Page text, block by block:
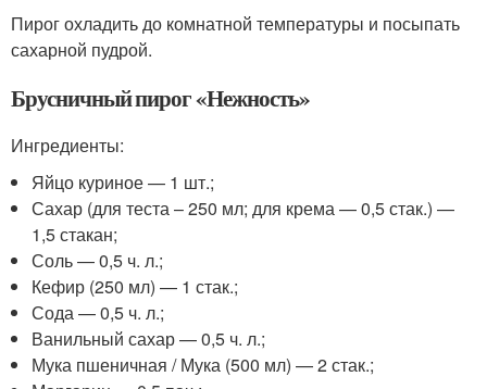
Пирог охладить до комнатной температуры и посыпать
сахарной пудрой.
Брусничный пирог «Нежность»
Ингредиенты:
Яйцо куриное — 1 шт.;
Сахар (для теста – 250 мл; для крема — 0,5 стак.) —
1,5 стакан;
Соль — 0,5 ч. л.;
Кефир (250 мл) — 1 стак.;
Сода — 0,5 ч. л.;
Ванильный сахар — 0,5 ч. л.;
Мука пшеничная / Мука (500 мл) — 2 стак.;